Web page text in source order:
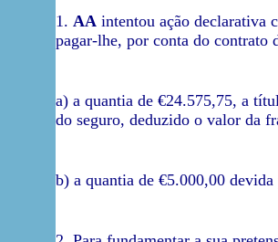
1. AA intentou ação declarativa
pagar-lhe, por conta do contrato
a) a quantia de €24.575,75, a
do seguro, deduzido o valor da
b) a quantia de €5.000,00